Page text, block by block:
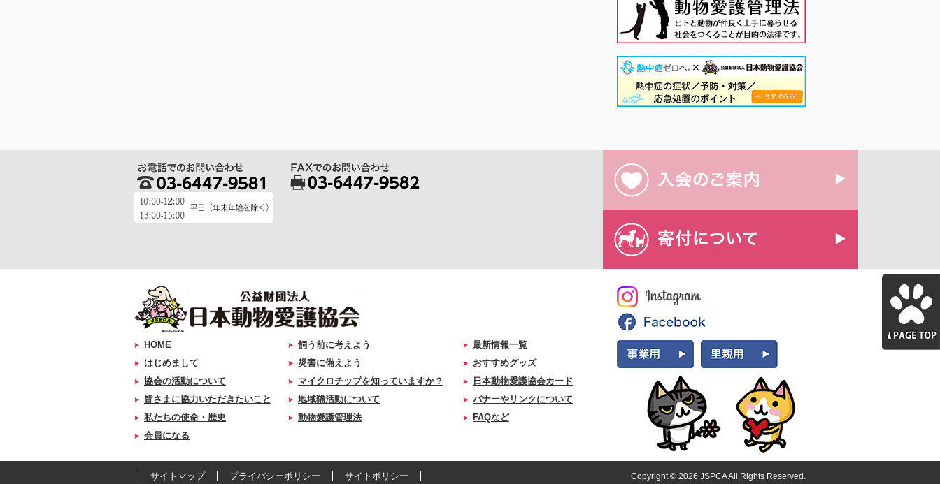
HOME
はじめまして
協会の活動について
皆さまに協力いただきたいこと
私たちの使命・歴史
会員になる
飼う前に考えよう
災害に備えよう
マイクロチップを知っていますか？
地域猫活動について
動物愛護管理法
最新情報一覧
おすすめグッズ
日本動物愛護協会カード
バナーやリンクについて
FAQなど
サイトマップ プライバシーポリシー サイトポリシー Copyright © 2026 JSPCA All Rights Reserved.